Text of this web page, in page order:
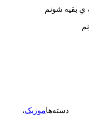
یِ بقیه شونم
دسته‌هاموزیک،